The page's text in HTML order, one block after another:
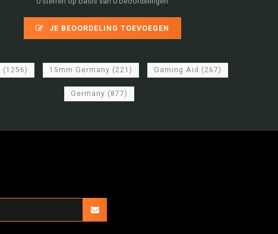
JE BEOORDELING TOEVOEGEN
(1256) 15mm Germany (221) Gaming Aid (267)
Germany (877)